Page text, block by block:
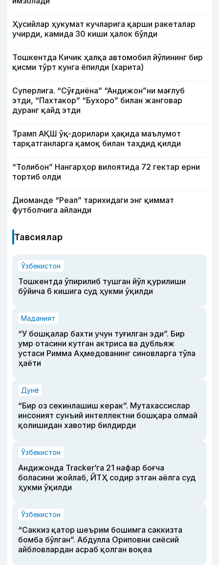
Ҳусийлар ҳукумат кучларига қарши ракеталар
учирди, камида 30 киши ҳалок бўлди
Тошкентда Кичик ҳалқа автомобил йўлининг бир
қисми тўрт кунга ёпилди (харита)
Суперлига. “Сўғдиёна” “Андижон”ни мағлуб
этди, “Пахтакор” “Бухоро” билан жанговар
дуранг қайд этди
Трамп АҚШ ўқ-дорилари ҳақида маълумот
тарқатганларга қамоқ билан таҳдид қилди
“Толибон” Нангарҳор вилоятида 72 гектар ерни
тортиб олди
Диоманде “Реал” тарихидаги энг қиммат
футболчига айланди
Тавсиялар
Ўзбекистон
Тошкентда ўпирилиб тушган йўл қурилиши
бўйича 6 кишига суд ҳукми ўқилди
Маданият
“У бошқалар бахти учун туғилган эди”. Бир
умр отасини кутган актриса ва дубльяж
устаси Римма Аҳмедованинг синовларга тўла
ҳаёти
Дунё
“Бир оз секинлашиш керак”. Мутахассислар
инсоният сунъий интеллектни бошқара олмай
қолишидан хавотир билдирди
Ўзбекистон
Андижонда Tracker’га 21 нафар боғча
боласини жойлаб, ЙТҲ содир этган аёлга суд
ҳукми ўқилди
Ўзбекистон
“Саккиз қатор шеърим бошимга саккизта
бомба бўлган”. Абдулла Ориповни сиёсий
айбловлардан асраб қолган воқеа